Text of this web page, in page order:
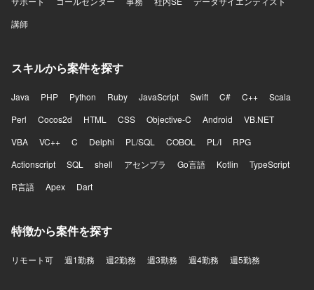
講師
スキルから案件を探す
Java PHP Python Ruby JavaScript Swift C# C++
Scala
Perl
Cocos2d HTML CSS Objective-C Android
VB.NET
VBA
VC++ C Delphi PL/SQL COBOL PL/I
RPG
Actionscript
SQL shell アセンブラ Go言語 Kotlin
TypeScript
R言語
Apex Dart
特徴から案件を探す
リモート可 週1勤務 週2勤務 週3勤務 週4勤務 週5勤務